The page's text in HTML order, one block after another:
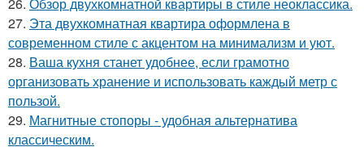
26. Обзор двухкомнатной квартиры в стиле неоклассика.
27. Эта двухкомнатная квартира оформлена в
современном стиле с акцентом на минимализм и уют.
28. Ваша кухня станет удобнее, если грамотно
организовать хранение и использовать каждый метр с
пользой.
29. Магнитные стопоры - удобная альтернатива
классическим.